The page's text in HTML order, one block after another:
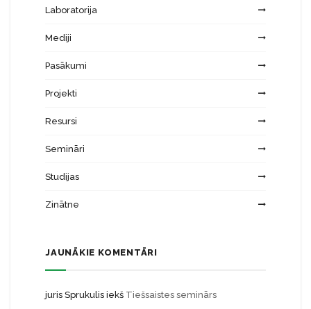
Laboratorija
Mediji
Pasākumi
Projekti
Resursi
Semināri
Studijas
Zinātne
JAUNĀKIE KOMENTĀRI
juris Sprukulis iekš Tiešsaistes seminārs